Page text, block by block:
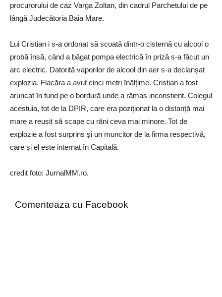
procurorului de caz Varga Zoltan, din cadrul Parchetului de pe
lângă Judecătoria Baia Mare.
Lui Cristian i s-a ordonat să scoată dintr-o cisternă cu alcool o
probă însă, când a băgat pompa electrică în priză s-a făcut un
arc electric. Datorită vaporilor de alcool din aer s-a declanșat
explozia. Flacăra a avut cinci metri înălțime. Cristian a fost
aruncat în fund pe o bordură unde a rămas inconștient. Colegul
acestuia, tot de la DPIR, care era poziționat la o distanță mai
mare a reușit să scape cu răni ceva mai minore. Tot de
explozie a fost surprins și un muncitor de la firma respectivă,
care și el este internat în Capitală.
credit foto: JurnalMM.ro.
Comenteaza cu Facebook